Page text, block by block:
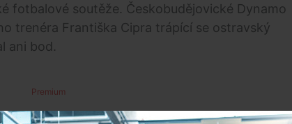
fotbalové soutěže. Českobudějovické Dynamo
trenéra Františka Cipra trápící se ostravský
ani bod.
Premium